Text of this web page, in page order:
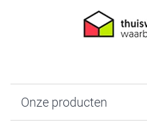
Onze producten